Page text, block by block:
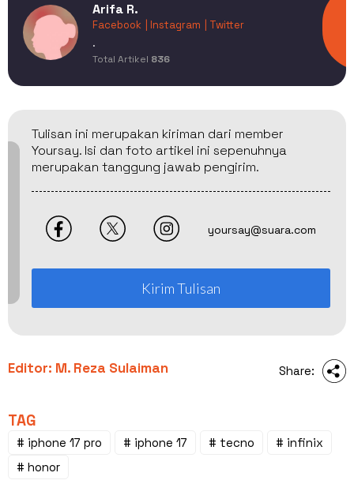
Arifa R.
Facebook | Instagram
| Twitter
.
Total Artikel 836
Tulisan ini merupakan kiriman dari member
Yoursay. Isi dan foto artikel ini sepenuhnya
merupakan tanggung jawab pengirim.
yoursay@suara.com
Kirim Tulisan
Editor: M. Reza Sulaiman Share:
TAG
# iphone 17 pro # iphone 17 # tecno
# infinix
# honor